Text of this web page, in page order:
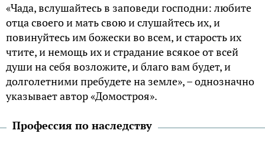
«Чада, вслушайтесь в заповеди господни: любите
отца своего и мать свою и слушайтесь их, и
повинуйтесь им божески во всем, и старость их
чтите, и немощь их и страдание всякое от всей
души на себя возложите, и благо вам будет, и
долголетними пребудете на земле», – однозначно
указывает автор «Домостроя».
Профессия по наследству